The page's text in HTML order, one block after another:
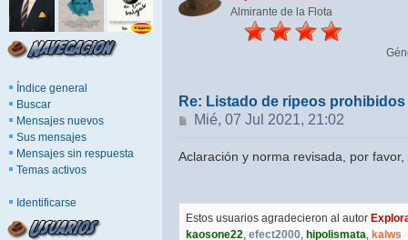
Índice general
Buscar
Mensajes nuevos
Sus mensajes
Mensajes sin respuesta
Temas activos
Identificarse
Almirante de la Flota
Re: Listado de ripeos
Mensaje
Mié, 07 Jul 2021, 21:02
Aclaración y norma revisada, por
Estos usuarios agradecieron al autor
kaosone22, efect2000, hipolismata, kalws